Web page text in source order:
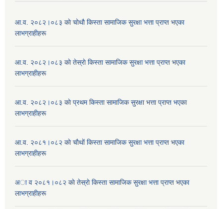
आ.व. २०८२।०८३ काे चोथाै‌ किस्ता सामाजिक सुरक्षा भत्ता प्राप्त भएका
लाभग्राहीहरू
आ.व. २०८२।०८३ काे तेस्राे किस्ता सामाजिक सुरक्षा भत्ता प्राप्त भएका
लाभग्राहीहरू
आ.व. २०८२।०८३ काे प्रथम किस्ता सामाजिक सुरक्षा भत्ता प्राप्त भएका
लाभग्राहीहरू
आ.व. २०८१।०८२ काे चाैथाें किस्ता सामाजिक सुरक्षा भत्ता प्राप्त भएका
लाभग्राहीहरू
अा व २०८१।०८२ काे तेस्राे किस्ता सामाजिक सुरक्षा भत्ता प्राप्त भएका
लाभग्राहीहरू